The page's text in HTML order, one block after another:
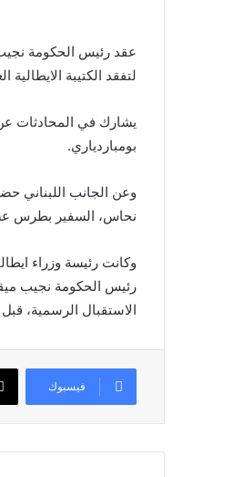
عقد رئيس الحكومة
لتفقد الكتيبة
يشارك في المحادثات عن
بومباردياري.
وعن الجانب اللبناني
نحاس، السفير بطرس
وكانت رئيسة وزراء
رئيس الحكومة نجيب
الاستقبال الرسمية،
فيسبوك